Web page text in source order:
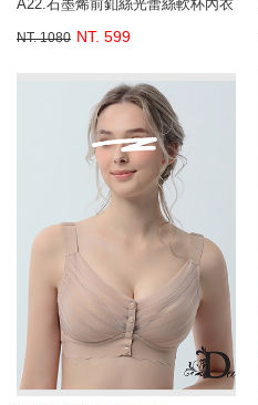
A22.石墨烯前釦絲光蕾絲軟杯內衣
NT. 1080 NT. 599